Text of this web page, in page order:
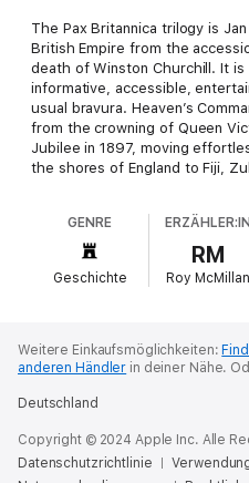
The Pax Britannica trilogy is
British Empire from the
death of Winston Churchill. It
informative, accessible,
usual bravura. Heaven’s
from the crowning of Queen
Jubilee in 1897, moving
the shores of England to Fiji,
GENRE
Geschichte
ERZÄHLER:IN
RM
Roy McMillan
Weitere Einkaufsmöglichkeiten:
anderen Händler in deiner Nähe.
Deutschland
Copyright © 2024 Apple Inc. Alle
Datenschutzrichtlinie